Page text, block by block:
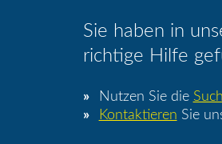
Sie haben in
richtige Hilfe
Nutzen Sie die
Kontaktieren Sie